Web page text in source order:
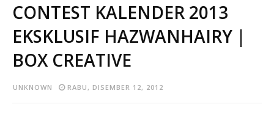
CONTEST KALENDER 2013
EKSKLUSIF HAZWANHAIRY |
BOX CREATIVE
UNKNOWN RABU, DISEMBER 12, 2012